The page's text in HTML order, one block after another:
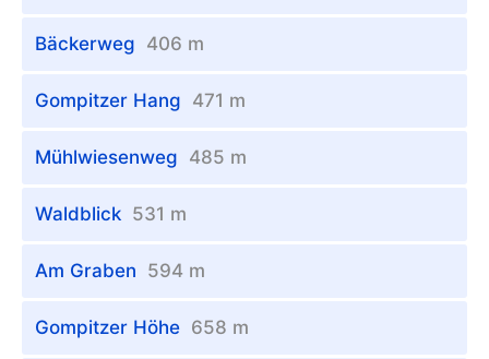
Bäckerweg 406 m
Gompitzer Hang 471 m
Mühlwiesenweg 485 m
Waldblick 531 m
Am Graben 594 m
Gompitzer Höhe 658 m